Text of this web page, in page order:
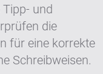
und
die
für eine korrekte
Schreibweisen.